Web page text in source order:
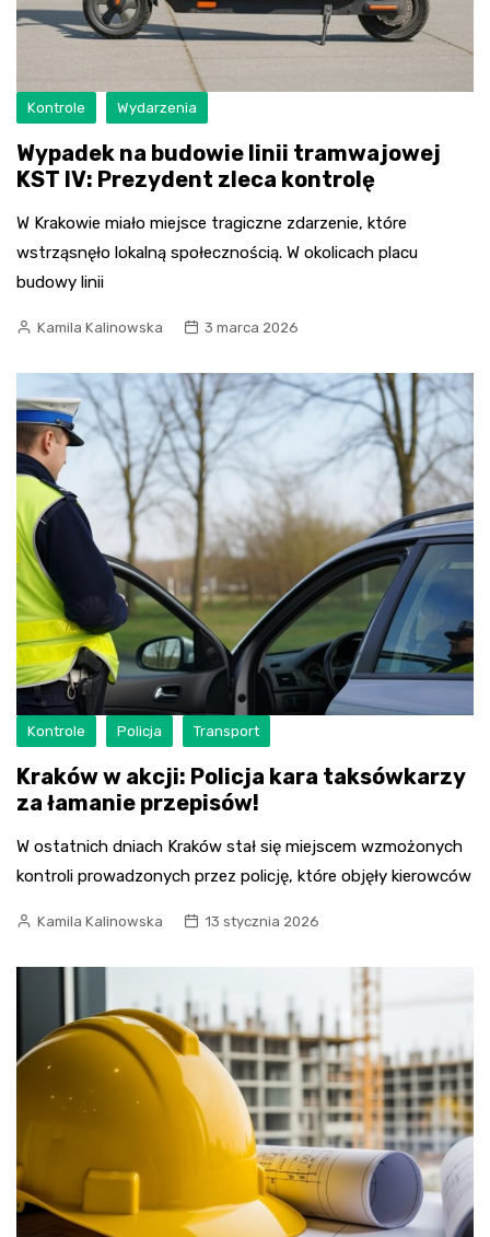
Kontrole Wydarzenia
Wypadek na budowie linii tramwajowej
KST IV: Prezydent zleca kontrolę
W Krakowie miało miejsce tragiczne zdarzenie, które
wstrząsnęło lokalną społecznością. W okolicach placu
budowy linii
Kamila Kalinowska 3 marca 2026
Kontrole Policja Transport
Kraków w akcji: Policja kara taksówkarzy
za łamanie przepisów!
W ostatnich dniach Kraków stał się miejscem wzmożonych
kontroli prowadzonych przez policję, które objęły kierowców
Kamila Kalinowska 13 stycznia 2026